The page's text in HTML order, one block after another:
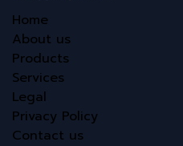
Home
About us
Products
Services
Legal
Privacy Policy
Contact us